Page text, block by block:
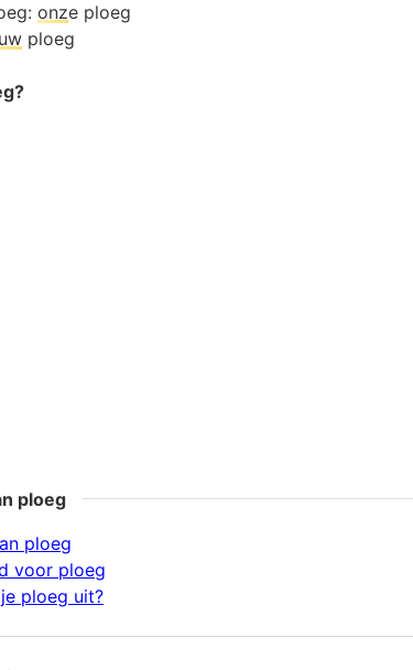
onze ploeg
ploeg
ploeg
ploeg
voor ploeg
ploeg uit?